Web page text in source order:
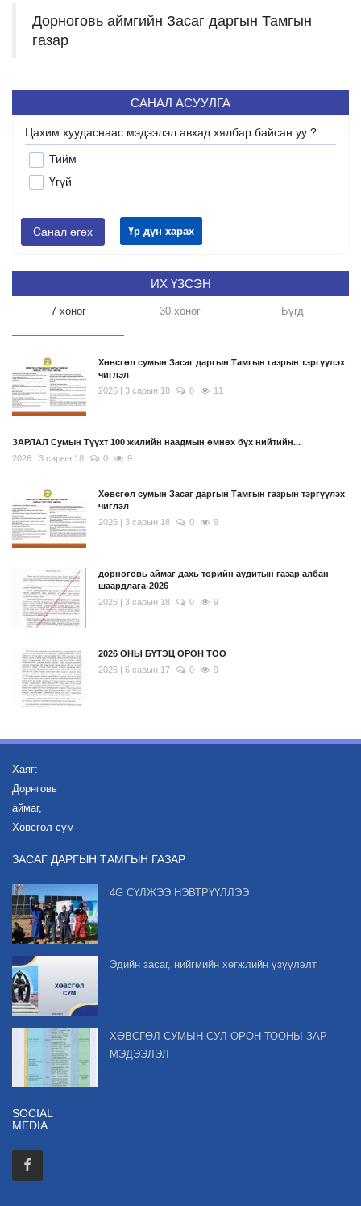
Дорноговь аймгийн Засаг даргын Тамгын
газар
САНАЛ АСУУЛГА
Цахим хуудаснаас мэдээлэл авхад хялбар байсан уу ?
Тийм
Үгүй
Санал өгөх Үр дүн харах
ИХ ҮЗСЭН
7 хоног 30 хоног Бүгд
Хөвсгөл сумын Засаг даргын Тамгын газрын тэргүүлэх
чиглэл
2026 | 3 сарын 18
0 11
ЗАРЛАЛ Сумын Түүхт 100 жилийн наадмын өмнөх бүх нийтийн...
2026 | 3 сарын 18
0 9
Хөвсгөл сумын Засаг даргын Тамгын газрын тэргүүлэх
чиглэл
2026 | 3 сарын 18
0 9
дорноговь аймаг дахь төрийн аудитын газар албан
шаардлага-2026
2026 | 3 сарын 18
0 9
2026 ОНЫ БҮТЭЦ ОРОН ТОО
2026 | 6 сарын 17
0 9
Хаяг:
Дорнговь
аймаг,
Хөвсгөл сум
ЗАСАГ ДАРГЫН ТАМГЫН ГАЗАР
4G СҮЛЖЭЭ НЭВТРҮҮЛЛЭЭ
Эдийн засаг, нийгмийн хөгжлийн үзүүлэлт
ХӨВСГӨЛ СУМЫН СУЛ ОРОН ТООНЫ ЗАР
МЭДЭЭЛЭЛ
SOCIAL
MEDIA